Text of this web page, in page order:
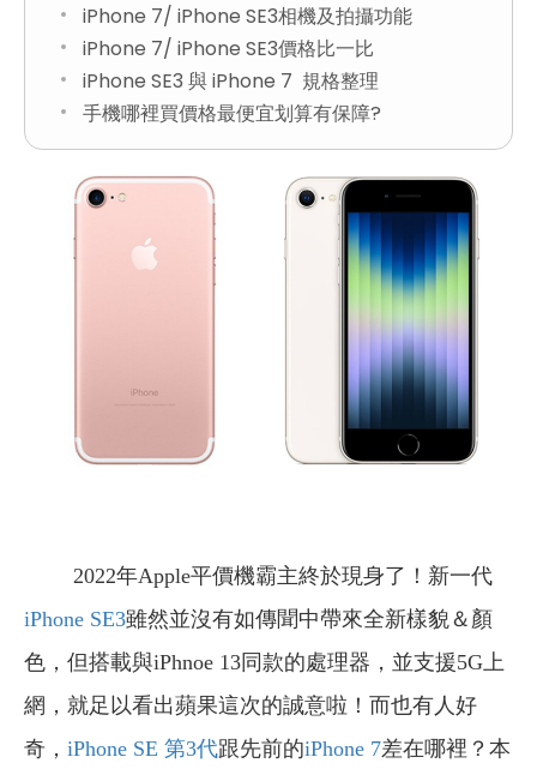
iPhone 7/ iPhone SE3相機及拍攝功能
iPhone 7/ iPhone SE3價格比一比
iPhone SE3 與 iPhone 7 規格整理
手機哪裡買價格最便宜划算有保障?
2022年Apple平價機霸主終於現身了！新一代
iPhone SE3雖然並沒有如傳聞中帶來全新樣貌＆顏
色，但搭載與iPhnoe 13同款的處理器，並支援5G上
網，就足以看出蘋果這次的誠意啦！而也有人好
奇， iPhone SE 第3代跟先前的iPhone 7差在哪裡？本